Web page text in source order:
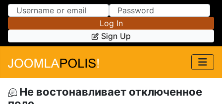
Skip to Content
Skip to Menu
Log In
Sign Up
Не востонавливает отключенное